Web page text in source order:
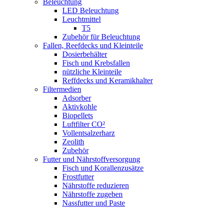
LED Beleuchtung
Leuchtmittel
T5
Zubehör für Beleuchtung
Fallen, Reefdecks und Kleinteile
Dosierbehälter
Fisch und Krebsfallen
nützliche Kleinteile
Reffdecks und Keramikhalter
Filtermedien
Adsorber
Aktivkohle
Biopellets
Luftfilter CO²
Vollentsalzerharz
Zeolith
Zubehör
Futter und Nährstoffversorgung
Fisch und Korallenzusätze
Frostfutter
Nährstoffe reduzieren
Nährstoffe zugeben
Nassfutter und Paste